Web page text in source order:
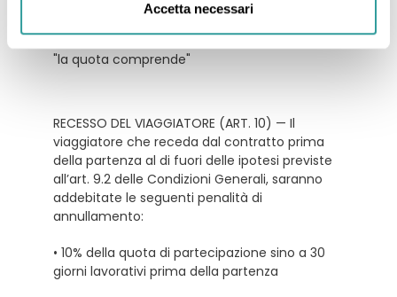
Accetta necessari
tessera club da pagare in loco
tutto quanto non espressamente indicato ne
"la quota comprende"
RECESSO DEL VIAGGIATORE (ART. 10) — Il
viaggiatore che receda dal contratto prima
della partenza al di fuori delle ipotesi previste
all’art. 9.2 delle Condizioni Generali, saranno
addebitate le seguenti penalità di
annullamento:
• 10% della quota di partecipazione sino a 30
giorni lavorativi prima della partenza